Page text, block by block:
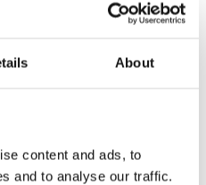
About
content and ads, to
and to analyse our traffic.
elettriche con